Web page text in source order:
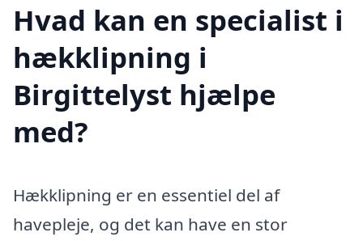
Hvad kan en specialist i
hækklipning i
Birgittelyst hjælpe
med?
Hækklipning er en essentiel del af
havepleje, og det kan have en stor